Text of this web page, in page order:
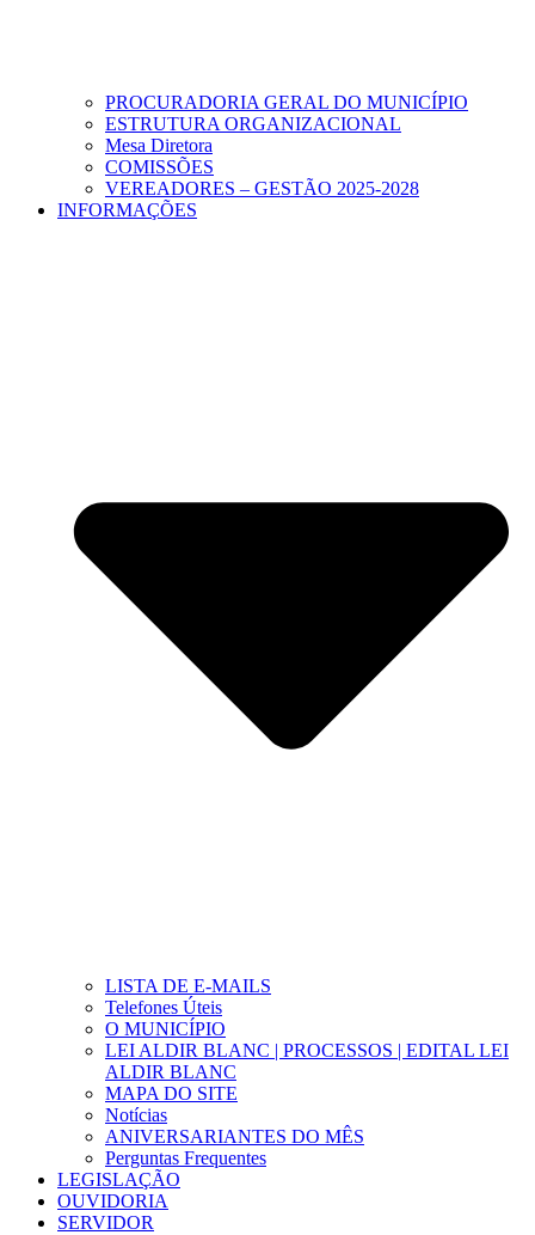
PROCURADORIA GERAL DO MUNICÍPIO
ESTRUTURA ORGANIZACIONAL
Mesa Diretora
COMISSÕES
VEREADORES – GESTÃO 2025-2028
INFORMAÇÕES
LISTA DE E-MAILS
Telefones Úteis
O MUNICÍPIO
LEI ALDIR BLANC | PROCESSOS | EDITAL LEI
ALDIR BLANC
MAPA DO SITE
Notícias
ANIVERSARIANTES DO MÊS
Perguntas Frequentes
LEGISLAÇÃO
OUVIDORIA
SERVIDOR